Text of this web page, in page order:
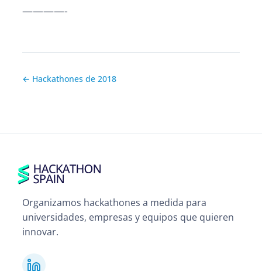
————-
← Hackathones de 2018
Organizamos hackathones a medida para
universidades, empresas y equipos que quieren
innovar.